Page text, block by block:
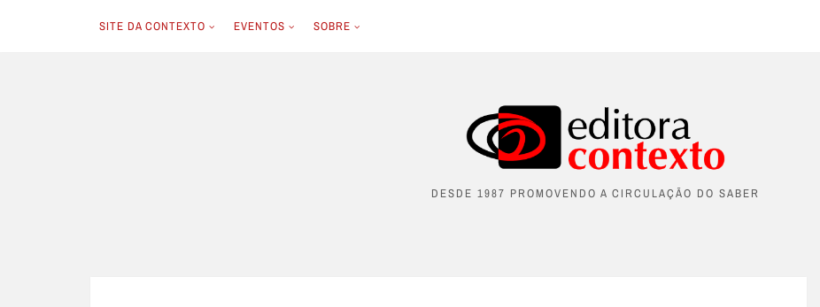
SITE DA CONTEXTO EVENTOS SOBRE
DESDE 1987 PROMOVENDO A CIRCULAÇÃO DO SABER